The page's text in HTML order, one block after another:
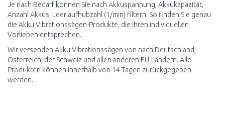
Je nach Bedarf können Sie nach Akkuspannung, Akkukapazität,
Anzahl Akkus, Leerlaufhubzahl (1/min) filtern. So finden Sie genau
die Akku Vibrationssägen-Produkte, die Ihren individuellen
Vorlieben entsprechen.
Wir versenden Akku Vibrationssägen von nach Deutschland,
Österreich, der Schweiz und allen anderen EU-Ländern. Alle
Produkten können innerhalb von 14 Tagen zurückgegeben
werden.